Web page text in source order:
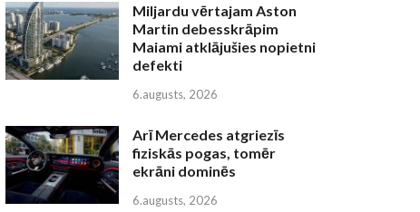
Miljardu vērtajam Aston
Martin debesskrāpim
Maiami atklājušies nopietni
defekti
6.augusts, 2026
Arī Mercedes atgriezīs
fiziskās pogas, tomēr
ekrāni dominēs
6.augusts, 2026